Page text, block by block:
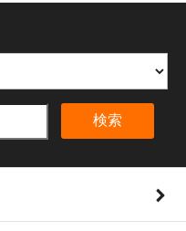
検索